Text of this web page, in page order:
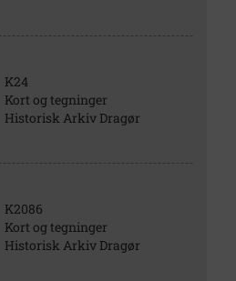
K24
Kort og tegninger
Historisk Arkiv Dragør
K2086
Kort og tegninger
Historisk Arkiv Dragør